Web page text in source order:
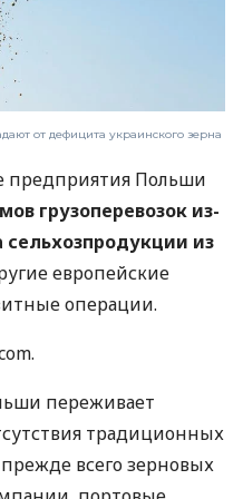
от дефицита украинского зерна
предприятия Польши
грузоперевозок из-
из
европейские
операции.
переживает
традиционных
всего зерновых